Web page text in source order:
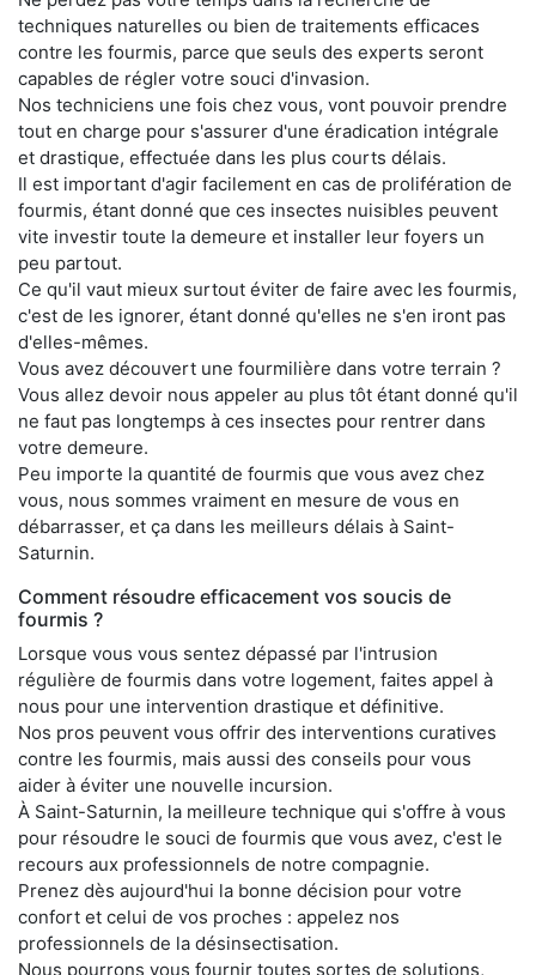
techniques naturelles ou bien de traitements efficaces
contre les fourmis, parce que seuls des experts seront
capables de régler votre souci d'invasion.
Nos techniciens une fois chez vous, vont pouvoir prendre
tout en charge pour s'assurer d'une éradication intégrale
et drastique, effectuée dans les plus courts délais.
Il est important d'agir facilement en cas de prolifération de
fourmis, étant donné que ces insectes nuisibles peuvent
vite investir toute la demeure et installer leur foyers un
peu partout.
Ce qu'il vaut mieux surtout éviter de faire avec les fourmis,
c'est de les ignorer, étant donné qu'elles ne s'en iront pas
d'elles-mêmes.
Vous avez découvert une fourmilière dans votre terrain ?
Vous allez devoir nous appeler au plus tôt étant donné qu'il
ne faut pas longtemps à ces insectes pour rentrer dans
votre demeure.
Peu importe la quantité de fourmis que vous avez chez
vous, nous sommes vraiment en mesure de vous en
débarrasser, et ça dans les meilleurs délais à Saint-
Saturnin.
Comment résoudre efficacement vos soucis de
fourmis ?
Lorsque vous vous sentez dépassé par l'intrusion
régulière de fourmis dans votre logement, faites appel à
nous pour une intervention drastique et définitive.
Nos pros peuvent vous offrir des interventions curatives
contre les fourmis, mais aussi des conseils pour vous
aider à éviter une nouvelle incursion.
À Saint-Saturnin, la meilleure technique qui s'offre à vous
pour résoudre le souci de fourmis que vous avez, c'est le
recours aux professionnels de notre compagnie.
Prenez dès aujourd'hui la bonne décision pour votre
confort et celui de vos proches : appelez nos
professionnels de la désinsectisation.
Nous pourrons vous fournir toutes sortes de solutions,